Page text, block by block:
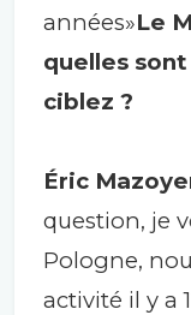
années»Le
quelles
ciblez ?
Éric
question, je
Pologne,
activité il y a